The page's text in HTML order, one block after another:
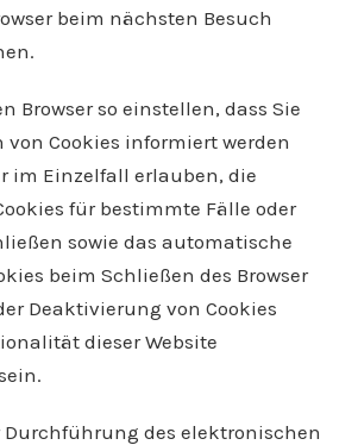
beim nächsten Besuch
Browser so einstellen, dass Sie
von Cookies informiert werden
im Einzelfall erlauben, die
für bestimmte Fälle oder
sowie das automatische
beim Schließen des Browser
Deaktivierung von Cookies
dieser Website
Durchführung des elektronischen